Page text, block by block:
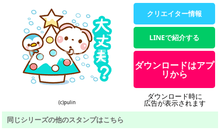
(c)pulin
クリエイター情報
LINEで紹介する
ダウンロードはアプ
リから
ダウンロード時に
広告が表示されます
同じシリーズの他のスタンプはこちら